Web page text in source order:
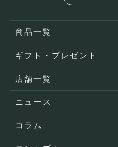
商品一覧
ギフト・プレゼント
店舗一覧
ニュース
コラム